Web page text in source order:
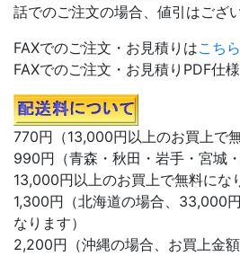
話でのご注文の場合、値引はござ
FAXでのご注文・お見積りはこちら
FAXでのご注文・お見積りPDF仕
770円（13,000円以上のお買上で
990円（青森・秋田・岩手・宮城
13,000円以上のお買上で無料にな
1,300円（北海道の場合、33,000
なります）
2,200円（沖縄の場合、お買上金